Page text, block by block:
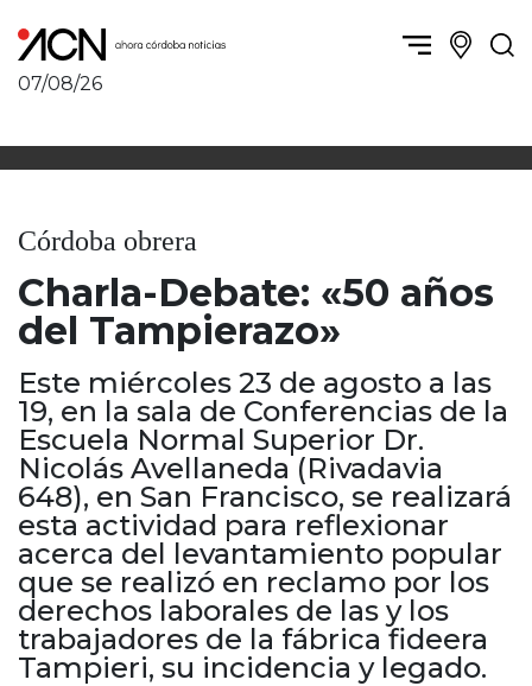
07/08/26
Política y Economía
Córdoba obrera
Córdoba, la Docta
Deportes
Córdoba diverse
Córdoba independiente
Nacionales
Internacionales
Humor
Córdoba, la ciudad
Villa María y zona
San Francisco y zona
Traslasierra
Punilla / Carlos Paz
Alta Gracia
Marcos Juárez
Río Primero
Valle de Calamuchita
Jesús María y norte
Cruz del Eje
Corredor de Ansenuza
La Carlota y zona
Laboulaye y sur
Bell Ville
Córdoba obrera
Charla-Debate: «50 años
del Tampierazo»
Este miércoles 23 de agosto a las
19, en la sala de Conferencias de la
Escuela Normal Superior Dr.
Nicolás Avellaneda (Rivadavia
648), en San Francisco, se realizará
esta actividad para reflexionar
acerca del levantamiento popular
que se realizó en reclamo por los
derechos laborales de las y los
trabajadores de la fábrica fideera
Tampieri, su incidencia y legado.